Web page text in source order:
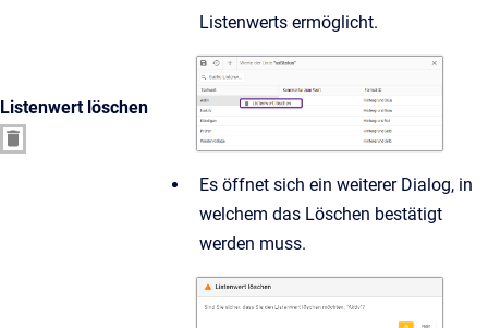
Listenwert löschen
Listenwerts ermöglicht.
Es öffnet sich ein weiterer Dialog, in
welchem das Löschen bestätigt
werden muss.